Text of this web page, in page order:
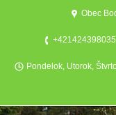
Obec
Pondelok, Utorok,